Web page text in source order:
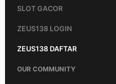
SLOT GACOR
ZEUS138 LOGIN
ZEUS138 DAFTAR
OUR COMMUNITY